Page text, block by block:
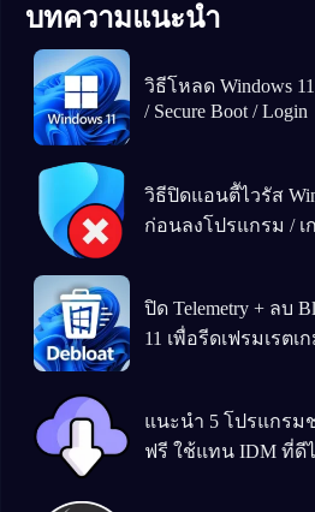
บทความแนะนำ
วิธีโหลด Windows
/ Secure Boot / Login
วิธีปิดแอนตีัไวรัส
ก่อนลงโปรแกรม / เ
ปิด Telemetry + ลบ
11 เพื่อรีดเฟรมเรตเ
แนะนำ 5 โปรแกรม
ฟรี ใช้แทน IDM ที่ดี